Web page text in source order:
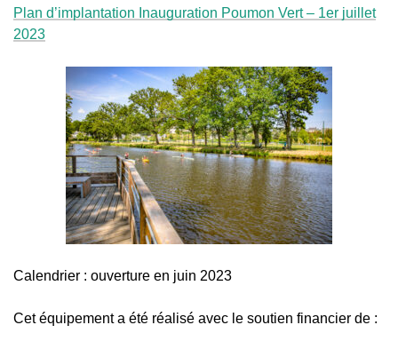
Plan d’implantation Inauguration Poumon Vert – 1er juillet
2023
Calendrier : ouverture en juin 2023
Cet équipement a été réalisé avec le soutien financier de :